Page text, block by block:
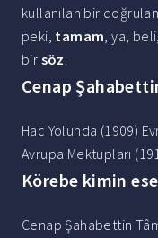
kullanılan bir
peki, tamam, ya,
bir söz.
Cenap
Hac Yolunda (1909)
Avrupa Mektupları
Körebe kimin
Cenap Şahabettin